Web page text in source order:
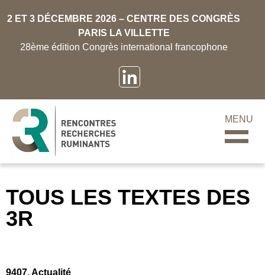
2 ET 3 DÉCEMBRE 2026 – CENTRE DES CONGRÈS
PARIS LA VILLETTE
28ème édition Congrès international francophone
MENU
TOUS LES TEXTES DES
3R
9407. Actualité